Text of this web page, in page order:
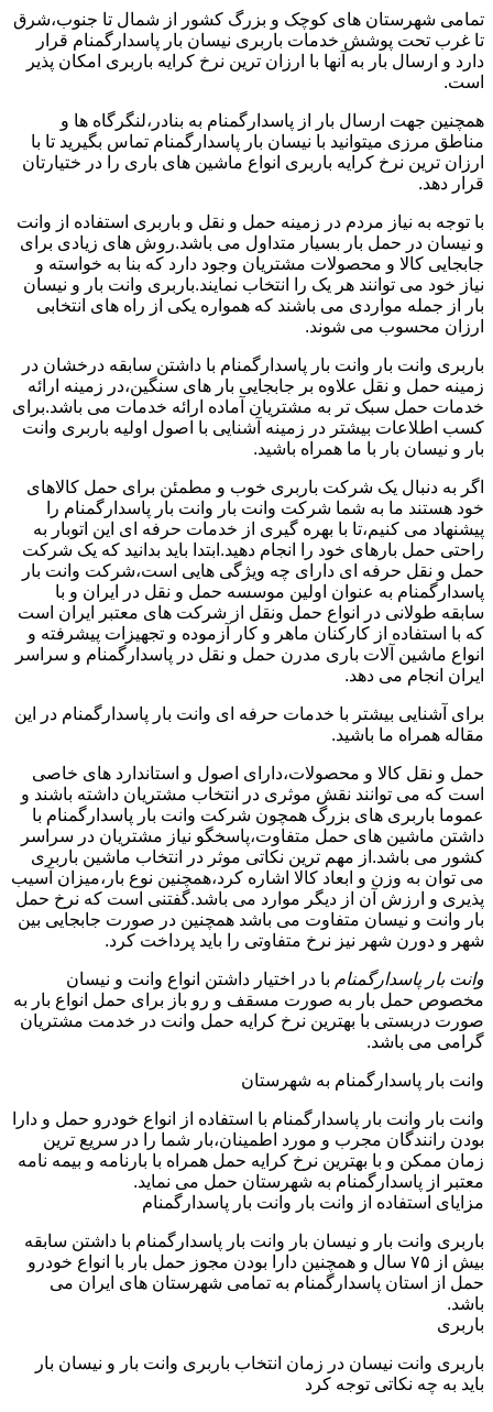
تمامی شهرستان های کوچک و بزرگ کشور از شمال تا جنوب،شرق
تا غرب تحت پوشش خدمات باربری نیسان بار پاسدارگمنام قرار
دارد و ارسال بار به آنها با ارزان ترین نرخ کرایه باربری امکان پذیر
است.
همچنین جهت ارسال بار از پاسدارگمنام به بنادر،لنگرگاه ها و
مناطق مرزی میتوانید با نیسان بار پاسدارگمنام تماس بگیرید تا با
ارزان ترین نرخ کرایه باربری انواع ماشین های باری را در ختیارتان
قرار دهد.
با توجه به نیاز مردم در زمینه حمل و نقل و باربری استفاده از وانت
و نیسان در حمل بار بسیار متداول می باشد.روش های زیادی برای
جابجایی کالا و محصولات مشتریان وجود دارد که بنا به خواسته و
نیاز خود می توانند هر یک را انتخاب نمایند.باربری وانت بار و نیسان
بار از جمله مواردی می باشند که همواره یکی از راه های انتخابی
ارزان محسوب می شوند.
باربری وانت بار وانت بار پاسدارگمنام با داشتن سابقه درخشان در
زمینه حمل و نقل علاوه بر جابجایی بار های سنگین،در زمینه ارائه
خدمات حمل سبک تر به مشتریان آماده ارائه خدمات می باشد.برای
کسب اطلاعات بیشتر در زمینه آشنایی با اصول اولیه باربری وانت
بار و نیسان بار با ما همراه باشید.
اگر به دنبال یک شرکت باربری خوب و مطمئن برای حمل کالاهای
خود هستند ما به شما شرکت وانت بار وانت بار پاسدارگمنام را
پیشنهاد می کنیم،تا با بهره گیری از خدمات حرفه ای این اتوبار به
راحتی حمل بارهای خود را انجام دهید.ابتدا باید بدانید که یک شرکت
حمل و نقل حرفه ای دارای چه ویژگی هایی است،شرکت وانت بار
پاسدارگمنام به عنوان اولین موسسه حمل و نقل در ایران و با
سابقه طولانی در انواع حمل ونقل از شرکت های معتبر ایران است
که با استفاده از کارکنان ماهر و کار آزموده و تجهیزات پیشرفته و
انواع ماشین آلات باری مدرن حمل و نقل در پاسدارگمنام و سراسر
ایران انجام می دهد.
برای آشنایی بیشتر با خدمات حرفه ای وانت بار پاسدارگمنام در این
مقاله همراه ما باشید.
حمل و نقل کالا و محصولات،دارای اصول و استاندارد های خاصی
است که می توانند نقش موثری در انتخاب مشتریان داشته باشند و
عموما باربری های بزرگ همچون شرکت وانت بار پاسدارگمنام با
داشتن ماشین های حمل متفاوت،پاسخگو نیاز مشتریان در سراسر
کشور می باشد.از مهم ترین نکاتی موثر در انتخاب ماشین باربری
می توان به وزن و ابعاد کالا اشاره کرد،همچنین نوع بار،میزان آسیب
پذیری و ارزش آن از دیگر موارد می باشد.گفتنی است که نرخ حمل
بار وانت و نیسان متفاوت می باشد همچنین در صورت جابجایی بین
شهر و دورن شهر نیز نرخ متفاوتی را باید پرداخت کرد.
وانت بار پاسدارگمنام با در اختیار داشتن انواع وانت و نیسان
مخصوص حمل بار به صورت مسقف و رو باز برای حمل انواع بار به
صورت دربستی با بهترین نرخ کرایه حمل وانت در خدمت مشتریان
گرامی می باشد.
وانت بار پاسدارگمنام به شهرستان
وانت بار وانت بار پاسدارگمنام با استفاده از انواع خودرو حمل و دارا
بودن رانندگان مجرب و مورد اطمینان،بار شما را در سریع ترین
زمان ممکن و با بهترین نرخ کرایه حمل همراه با بارنامه و بیمه نامه
معتبر از پاسدارگمنام به شهرستان حمل می نماید.
مزایای استفاده از وانت بار وانت بار پاسدارگمنام
باربری وانت بار و نیسان بار وانت بار پاسدارگمنام با داشتن سابقه
بیش از ۷۵ سال و همچنین دارا بودن مجوز حمل بار با انواع خودرو
حمل از استان پاسدارگمنام به تمامی شهرستان های ایران می
باشد.
باربری
باربری وانت نیسان در زمان انتخاب باربری وانت بار و نیسان بار
باید به چه نکاتی توجه کرد